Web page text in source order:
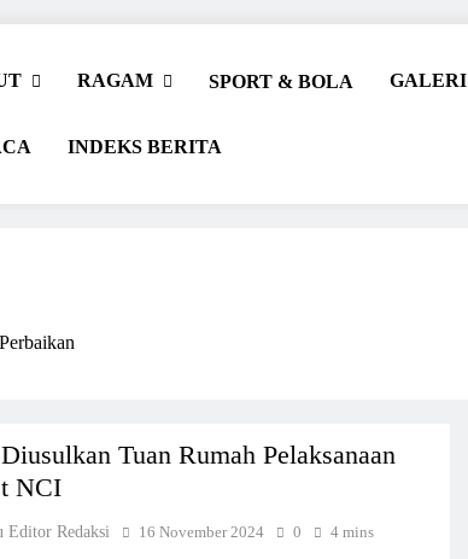
RAGAM SPORT & BOLA GALERI
INDEKS BERITA
Tuan Rumah Pelaksanaan
NCI
Editor Redaksi 16 November 2024 0 4 mins